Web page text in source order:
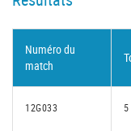
Numéro du
match
12G033 5